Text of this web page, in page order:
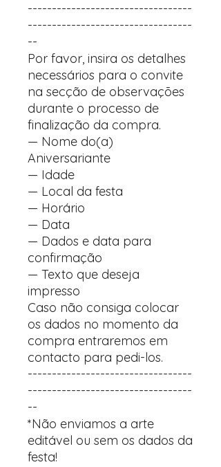
----------------------------------
----------------------------------
--
Por favor, insira os detalhes
necessários para o convite
na secção de observações
durante o processo de
finalização da compra.
— Nome do(a)
Aniversariante
— Idade
— Local da festa
— Horário
— Data
— Dados e data para
confirmação
— Texto que deseja
impresso
Caso não consiga colocar
os dados no momento da
compra entraremos em
contacto para pedi-los.
----------------------------------
----------------------------------
--
*Não enviamos a arte
editável ou sem os dados da
festa!